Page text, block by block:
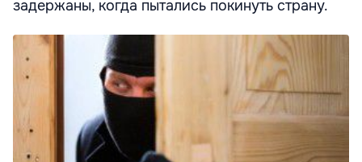
задержаны, когда пытались покинуть страну.